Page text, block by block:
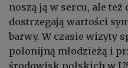
noszą ją w sercu, ale
dostrzegają wartości
barwy. W czasie wizyty
polonijną młodzieżą i
środowisk polskich w